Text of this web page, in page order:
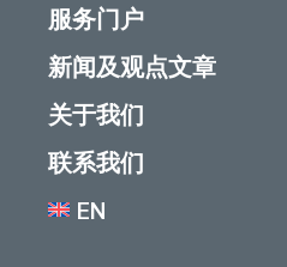
服务门户
新闻及观点文章
关于我们
联系我们
EN